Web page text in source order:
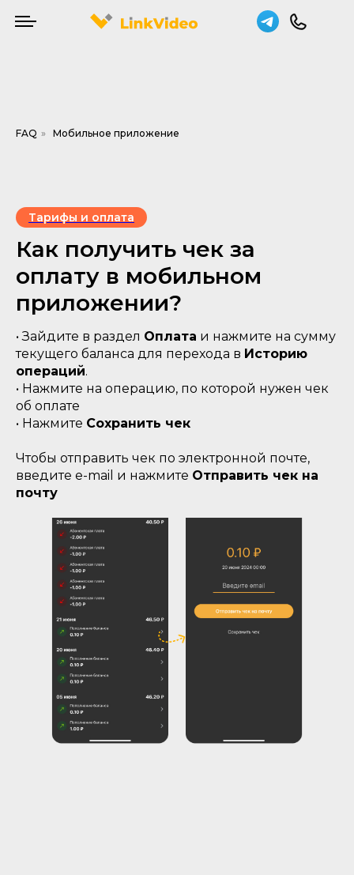
FAQ » Мобильное приложение
Тарифы и оплата
Как получить чек за
оплату в мобильном
приложении?
• Зайдите в раздел Оплата и нажмите на сумму
текущего баланса для перехода в Историю
операций.
• Нажмите на операцию, по которой нужен чек
об оплате
• Нажмите Сохранить чек
Чтобы отправить чек по электронной почте,
введите e-mail и нажмите Отправить чек на
почту